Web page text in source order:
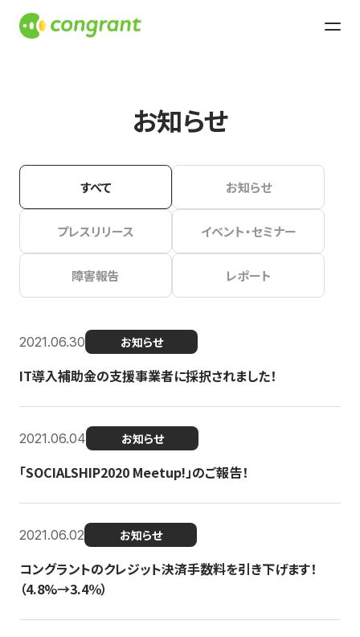
お知らせ
すべて お知らせ
プレスリリース イベント・セミナー
障害報告 レポート
2021.06.30 お知らせ
IT導入補助金の支援事業者に採択されました！
2021.06.04 お知らせ
「SOCIALSHIP2020 Meetup!」のご報告！
2021.06.02 お知らせ
コングラントのクレジット決済手数料を引き下げます！
（4.8%→3.4％）